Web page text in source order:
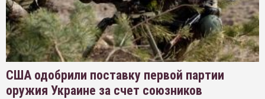
США одобрили поставку первой партии
оружия Украине за счет союзников